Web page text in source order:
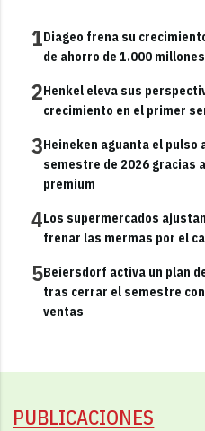
1Diageo frena su
de ahorro de 1.000
2Henkel eleva sus
crecimiento en el primer
3Heineken aguanta el pulso
semestre de 2026 gracias
premium
4Los supermercados
frenar las mermas por el
5Beiersdorf activa un plan
tras cerrar el semestre
ventas
PUBLICACIONES